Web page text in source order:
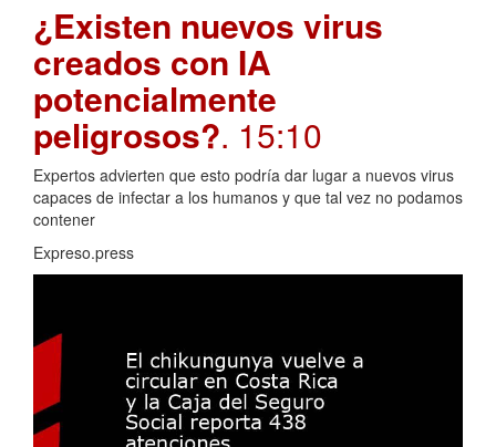
¿Existen nuevos virus
creados con IA
potencialmente
peligrosos?. 15:10
Expertos advierten que esto podría dar lugar a nuevos virus
capaces de infectar a los humanos y que tal vez no podamos
contener
Expreso.press